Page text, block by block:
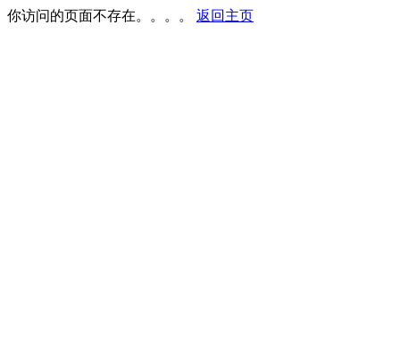
你访问的页面不存在。。。。 返回主页